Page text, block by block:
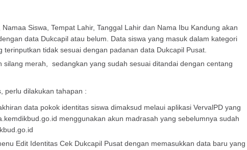
Siswa, Tempat Lahir, Tanggal Lahir dan Nama Ibu Kandung akan
data Dukcapil atau belum. Data siswa yang masuk dalam kategori
tidak sesuai dengan padanan data Dukcapil Pusat.
silang merah, sedangkan yang sudah sesuai ditandai dengan centang
perlu dilakukan tahapan :
data pokok identitas siswa dimaksud melaui aplikasi VervalPD yang
menggunakan akun madrasah yang sebelumnya sudah
Edit Identitas Cek Dukcapil Pusat dengan memasukkan data baru yang